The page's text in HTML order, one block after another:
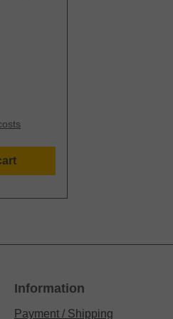
ihr
ihn mit
BOX
TheInformation
Payment / Shipping